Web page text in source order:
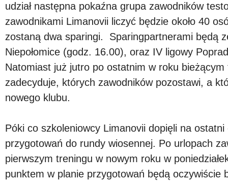
udział następna pokaźna grupa zawodników
zawodnikami Limanovii liczyć będzie około 40
zostaną dwa sparingi. Sparingpartnerami będą
Niepołomice (godz. 16.00), oraz IV ligowy
Natomiast już jutro po ostatnim w roku
zadecyduje, których zawodników pozostawi, a
nowego klubu.
Póki co szkoleniowcy Limanovii dopięli na
przygotowań do rundy wiosennej. Po urlopach
pierwszym treningu w nowym roku w
punktem w planie przygotowań będą oczywiście